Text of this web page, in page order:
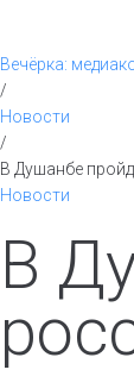
Вечёрка:
/
Новости
/
В Душанбе
Новости
В